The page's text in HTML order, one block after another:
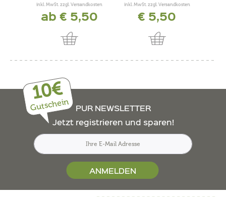
inkl. MwSt. zzgl. Versandkosten
ab € 5,50
inkl. MwSt. zzgl. Versandkosten
€ 5,50
10€
Gutschein
PUR NEWSLETTER
Jetzt registrieren und sparen!
ANMELDEN